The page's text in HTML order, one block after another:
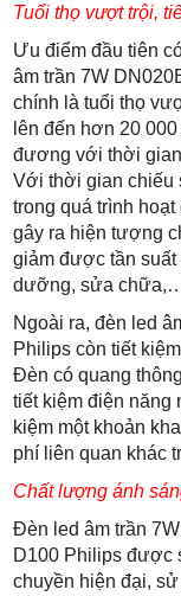
Tuổi thọ vượt trội,
Ưu điểm đầu tiên
âm trần 7W
chính là tuổi thọ
lên đến hơn 20
đương với thời
Với thời gian chiếu
trong quá trình
gây ra hiện tượng
giảm được tần
dưỡng, sửa
Ngoài ra, đèn led
Philips còn tiết
Đèn có quang
tiết kiệm điện năng
kiệm một khoản
phí liên quan khác
Chất lượng ánh
Đèn led âm trần
D100 Philips được
chuyền hiện đại,